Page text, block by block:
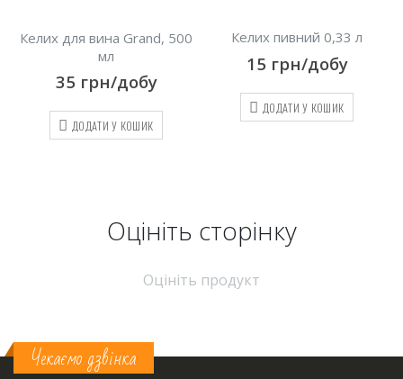
Келих для вина Grand, 500
мл
35 грн/добу
ДОДАТИ У КОШИК
Келих пивний 0,33 л
15 грн/добу
ДОДАТИ У КОШИК
Оцініть cторінку
Оцініть продукт
Чекаємо дзвінка